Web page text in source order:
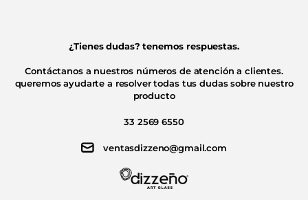
¿Tienes dudas? tenemos respuestas.
Contáctanos a nuestros números de atención a clientes.
queremos ayudarte a resolver todas tus dudas sobre nuestro
producto
33 2569 6550
ventasdizzeno@gmail.com